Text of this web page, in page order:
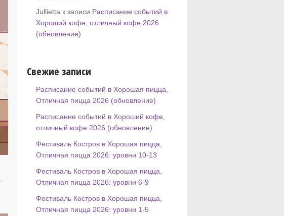
Jullietta к записи Расписание событий в
Хороший кофе, отличный кофе 2026
(обновление)
Свежие записи
Расписание событий в Хорошая пицца,
Отличная пицца 2026 (обновление)
Расписание событий в Хороший кофе,
отличный кофе 2026 (обновление)
Фестиваль Костров в Хорошая пицца,
Отличная пицца 2026: уровни 10-13
Фестиваль Костров в Хорошая пицца,
Отличная пицца 2026: уровни 6-9
Фестиваль Костров в Хорошая пицца,
Отличная пицца 2026: уровни 1-5